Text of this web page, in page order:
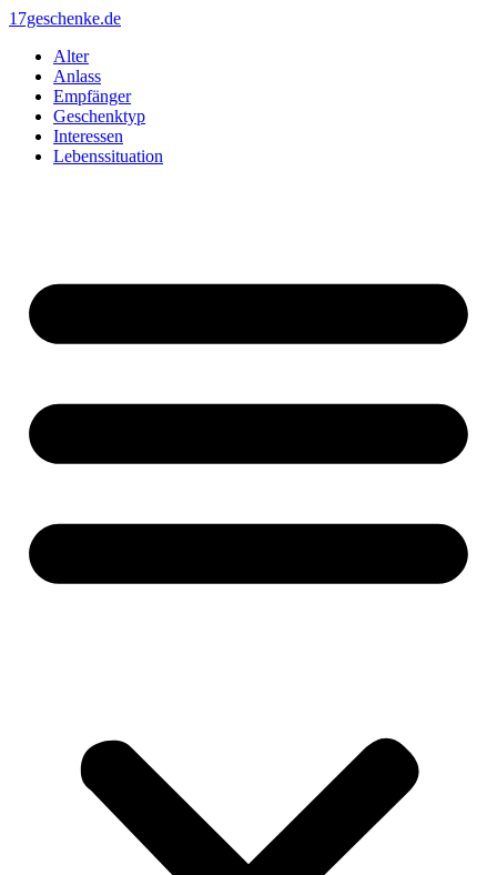
Zum
springen
17geschenke.de
Alter
Anlass
Empfänger
Geschenktyp
Interessen
Lebenssituation